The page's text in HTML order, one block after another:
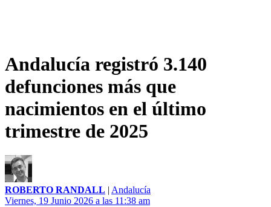
Andalucía registró 3.140
defunciones más que
nacimientos en el último
trimestre de 2025
ROBERTO RANDALL | Andalucía
Viernes, 19 Junio 2026 a las 11:38 am